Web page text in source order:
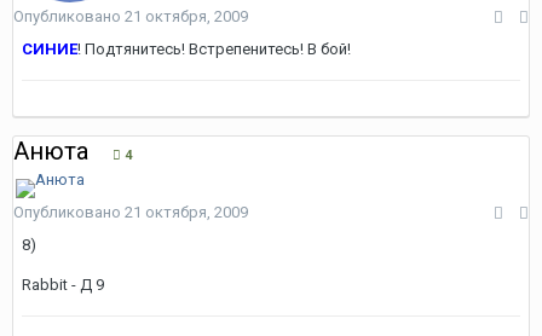
Опубликовано 21 октября, 2009
СИНИЕ! Подтянитесь! Встрепенитесь! В бой!
Анюта 4
Опубликовано 21 октября, 2009
8)
Rabbit - Д 9